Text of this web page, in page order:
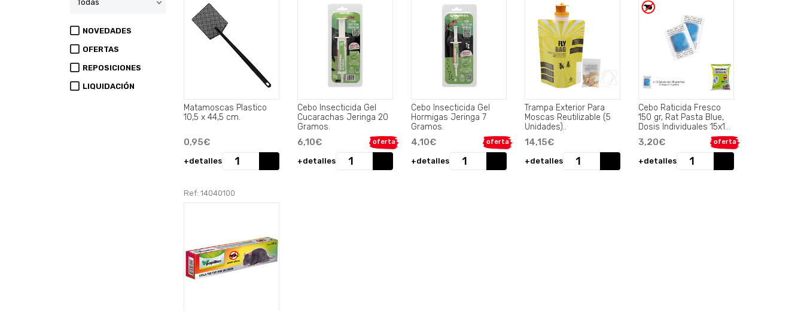
NOVEDADES
OFERTAS
REPOSICIONES
LIQUIDACIÓN
Matamoscas Plastico
10,5 x 44,5 cm.
0,95€
+detalles
Cebo Insecticida Gel
Cucarachas Jeringa 20
Gramos.
oferta
6,10€
+detalles
Cebo Insecticida Gel
Hormigas Jeringa 7
Gramos.
oferta
4,10€
+detalles
Trampa Exterior Para
Moscas Reutilizable (5
Unidades)..
14,15€
+detalles
Cebo Raticida Fresco
150 gr, Rat Pasta Blue,
Dosis Individuales 15x10
gr.
oferta
3,20€
+detalles
Ref: 14040100